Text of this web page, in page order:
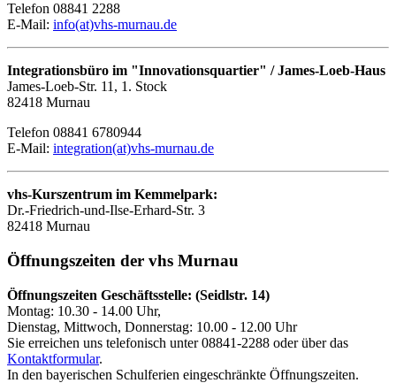
Telefon 08841 2288
E-Mail: info(at)vhs-murnau.de
Integrationsbüro im "Innovationsquartier" / James-Loeb-Haus
James-Loeb-Str. 11, 1. Stock
82418 Murnau
Telefon 08841 6780944
E-Mail: integration(at)vhs-murnau.de
vhs-Kurszentrum im Kemmelpark:
Dr.-Friedrich-und-Ilse-Erhard-Str. 3
82418 Murnau
Öffnungszeiten der vhs Murnau
Öffnungszeiten Geschäftsstelle: (Seidlstr. 14)
Montag: 10.30 - 14.00 Uhr,
Dienstag, Mittwoch, Donnerstag: 10.00 - 12.00 Uhr
Sie erreichen uns telefonisch unter 08841-2288 oder über das
Kontaktformular.
In den bayerischen Schulferien eingeschränkte Öffnungszeiten.